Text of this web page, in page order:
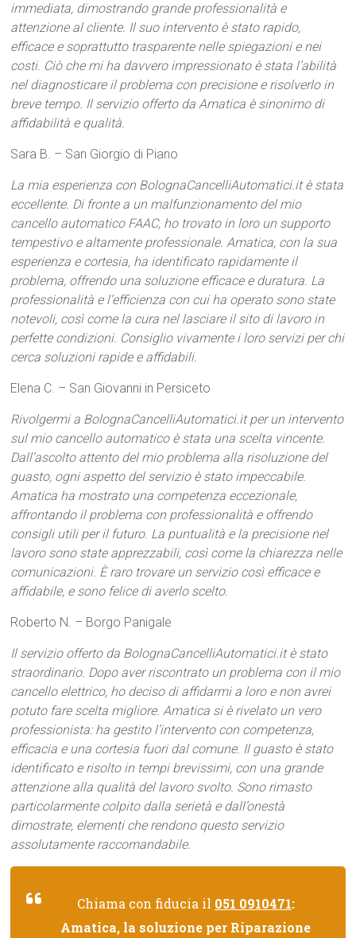
immediata, dimostrando grande professionalità e
attenzione al cliente. Il suo intervento è stato rapido,
efficace e soprattutto trasparente nelle spiegazioni e nei
costi. Ciò che mi ha davvero impressionato è stata l’abilità
nel diagnosticare il problema con precisione e risolverlo in
breve tempo. Il servizio offerto da Amatica è sinonimo di
affidabilità e qualità.
Sara B. – San Giorgio di Piano
La mia esperienza con BolognaCancelliAutomatici.it è stata
eccellente. Di fronte a un malfunzionamento del mio
cancello automatico FAAC, ho trovato in loro un supporto
tempestivo e altamente professionale. Amatica, con la sua
esperienza e cortesia, ha identificato rapidamente il
problema, offrendo una soluzione efficace e duratura. La
professionalità e l’efficienza con cui ha operato sono state
notevoli, così come la cura nel lasciare il sito di lavoro in
perfette condizioni. Consiglio vivamente i loro servizi per chi
cerca soluzioni rapide e affidabili.
Elena C. – San Giovanni in Persiceto
Rivolgermi a BolognaCancelliAutomatici.it per un intervento
sul mio cancello automatico è stata una scelta vincente.
Dall’ascolto attento del mio problema alla risoluzione del
guasto, ogni aspetto del servizio è stato impeccabile.
Amatica ha mostrato una competenza eccezionale,
affrontando il problema con professionalità e offrendo
consigli utili per il futuro. La puntualità e la precisione nel
lavoro sono state apprezzabili, così come la chiarezza nelle
comunicazioni. È raro trovare un servizio così efficace e
affidabile, e sono felice di averlo scelto.
Roberto N. – Borgo Panigale
Il servizio offerto da BolognaCancelliAutomatici.it è stato
straordinario. Dopo aver riscontrato un problema con il mio
cancello elettrico, ho deciso di affidarmi a loro e non avrei
potuto fare scelta migliore. Amatica si è rivelato un vero
professionista: ha gestito l’intervento con competenza,
efficacia e una cortesia fuori dal comune. Il guasto è stato
identificato e risolto in tempi brevissimi, con una grande
attenzione alla qualità del lavoro svolto. Sono rimasto
particolarmente colpito dalla serietà e dall’onestà
dimostrate, elementi che rendono questo servizio
assolutamente raccomandabile.
Chiama con fiducia il 051 0910471:
Amatica, la soluzione per Riparazione